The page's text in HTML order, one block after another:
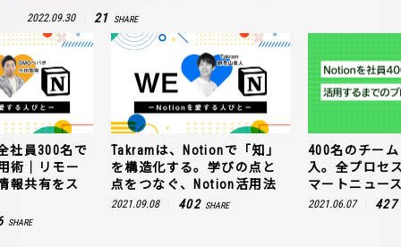
2022.09.30 21 SHARE
社員300名で
術｜リモー
報共有をス
SHARE
Takramは、Notionで「知」
を構造化する。学びの点と
点をつなぐ、Notion活用法
2021.09.08 402 SHARE
400名のチー
入。全プロセ
マートニュー
2021.06.07 427